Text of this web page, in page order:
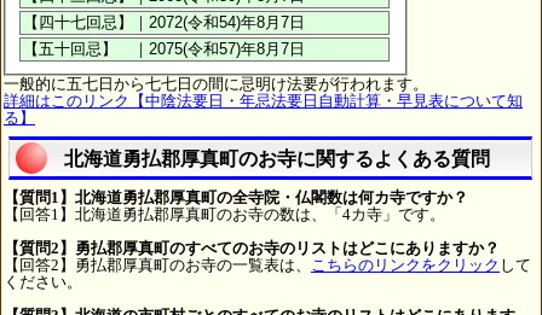
一般的に五七日から七七日の間に忌明け法要が行われます。
詳細はこのリンク【中陰法要日・年忌法要日自動計算・早見表について知
る】
北海道勇払郡厚真町のお寺に関するよくある質問
【質問1】北海道勇払郡厚真町の全寺院・仏閣数は何カ寺ですか？
【回答1】北海道勇払郡厚真町のお寺の数は、「4カ寺」です。
【質問2】勇払郡厚真町のすべてのお寺のリストはどこにありますか？
【回答2】勇払郡厚真町のお寺の一覧表は、
こちらのリンクをクリック して
ください。